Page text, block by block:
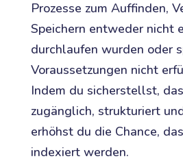
Prozesse zum Auffinden,
Speichern entweder nicht
durchlaufen wurden oder
Voraussetzungen nicht
Indem du sicherstellst,
zugänglich, strukturiert
erhöhst du die Chance,
indexiert werden.